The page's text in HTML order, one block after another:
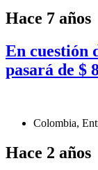
Hace 7 años
En cuestión
pasará de $
Colombia,
Hace 2 años